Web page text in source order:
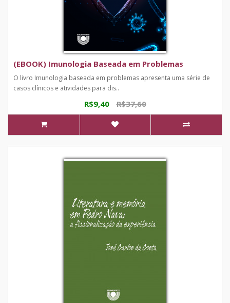
(EBOOK) Imunologia Baseada em Problemas
O livro Imunologia baseada em problemas apresenta uma série de
casos clínicos e atividades para dis..
R$9,40 R$37,60